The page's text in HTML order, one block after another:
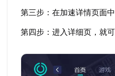
第三步：在加速详情页面
第四步：进入详细页，就